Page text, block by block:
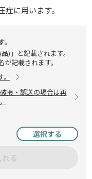
に用います。
)」と記載されます。
記載されます。
損・誤送の場合は再
選択する
る